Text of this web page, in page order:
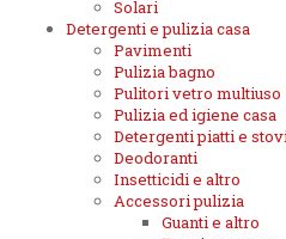
Solari
Detergenti e pulizia casa
Pavimenti
Pulizia bagno
Pulitori vetro multiuso
Pulizia ed igiene casa
Detergenti piatti e
Deodoranti
Insetticidi e altro
Accessori pulizia
Guanti e altro